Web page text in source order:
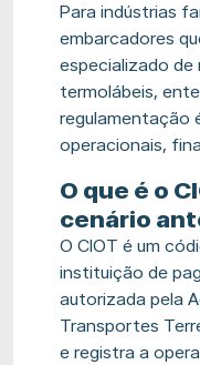
Para indústrias
embarcadores
especializado de
termolábeis,
regulamentação
operacionais,
O que é o
cenário
O CIOT é um
instituição de
autorizada pela
Transportes
e registra a